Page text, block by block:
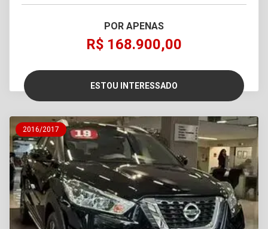
POR APENAS
R$ 168.900,00
ESTOU INTERESSADO
2016/2017